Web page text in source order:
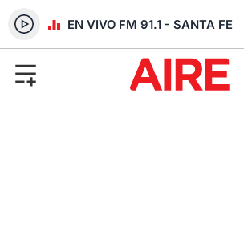
RADIO EN VIVO FM 91.1 - SANTA FE